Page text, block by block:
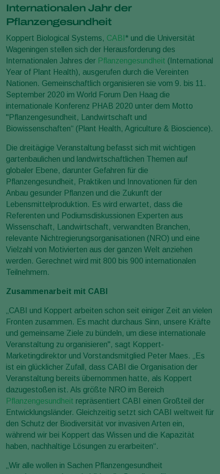
Internationalen Jahr der
Pflanzengesundheit
Koppert Biological Systems, CABI * und die Universität
Wageningen stellen sich der Herausforderung des
Internationalen Jahres der Pflanzengesundheit (International
Year of Plant Health), ausgerufen durch die Vereinten
Nationen. Gemeinschaftlich organisieren sie vom 9. bis 11.
September 2020 im World Forum Den Haag die
internationale Konferenz PHAB 2020 unter dem Motto
"Pflanzengesundheit, Landwirtschaft und
Biowissenschaften“ (Plant Health, Agriculture & Bioscience).
Die dreitägige Veranstaltung befasst sich mit wichtigen
gartenbaulichen und landwirtschaftlichen Themen auf
globaler Ebene, darunter Gefahren für die
Pflanzengesundheit, Praktiken und Innovationen für den
Anbau gesunder Pflanzen und die Zukunft der
Lebensmittelproduktion. Es wird erwartet, dass die
Referenten und Podiumsdiskussionen Experten aus
Wissenschaft, Landwirtschaft, verwandten Branchen,
relevante Nichtregierungsorganisationen (NRO) und eine
Vielzahl von Motivierten aus der ganzen Welt anziehen
werden. Gerechnet wird mit 800 bis 900 internationalen
Teilnehmern.
Zusammenarbeit mit CABI
„CABI und Koppert arbeiten schon seit einiger Zeit an vielen
Fronten zusammen. Es macht durchaus Sinn, unsere Kräfte
und gemeinsame Ziele zu bündeln, um diese internationale
Veranstaltung zu organisieren", sagt Koppert-
Marketingdirektor und Vorstandsmitglied Peter Maes. „Es
ist ein glücklicher Zufall, dass CABI die Organisation der
Veranstaltung bereits übernommen hatte, als Koppert
dazugestoßen ist. Als größte NRO im Bereich
Pflanzengesundheit repräsentiert CABI einen Großteil der
Entwicklungsländer. Gleichzeitig setzt sich CABI weltweit für
den Schutz der Biodiversität vor invasiven Arten ein,
während wir bei Koppert das Wissen und die Kapazität
haben, nachhaltige Lösungen zu erarbeiten“.
„Wir alle wollen in Sachen Pflanzengesundheit